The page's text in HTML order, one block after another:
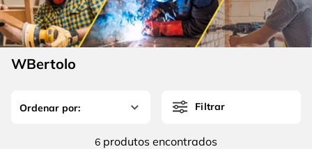
WBertolo
Filtrar
6 produtos
6º fio
7º chave impacto
8º disco corte
serra copo
4 º escada
5º serra circular
º fio
disco corte